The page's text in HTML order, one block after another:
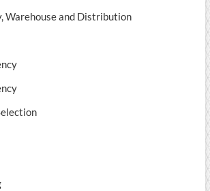
Warehouse and Distribution